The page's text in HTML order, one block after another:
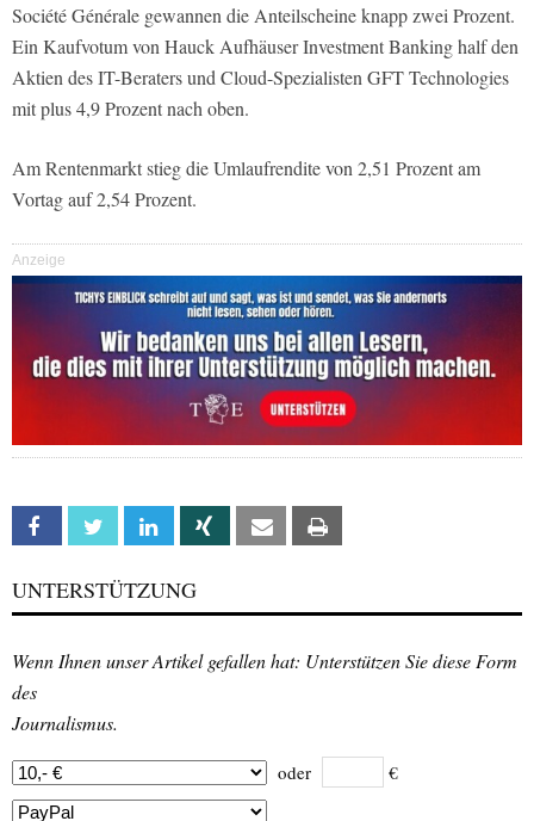
Société Générale gewannen die Anteilscheine knapp zwei Prozent.
Ein Kaufvotum von Hauck Aufhäuser Investment Banking half den
Aktien des IT-Beraters und Cloud-Spezialisten GFT Technologies
mit plus 4,9 Prozent nach oben.
Am Rentenmarkt stieg die Umlaufrendite von 2,51 Prozent am
Vortag auf 2,54 Prozent.
Anzeige
Facebook Twitter Linkedin Xing Email
UNTERSTÜTZUNG
Wenn Ihnen unser Artikel gefallen hat: Unterstützen Sie diese Form
des
Journalismus.
oder €